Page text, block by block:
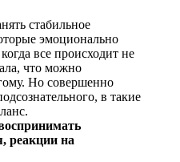
стабильное
эмоционально
все происходит не
что можно
Но совершенно
в такие
реакции на